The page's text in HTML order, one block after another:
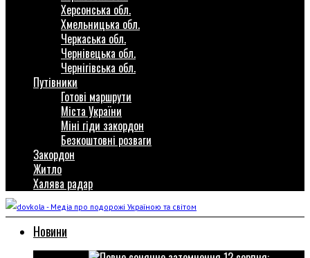
Херсонська обл.
Хмельницька обл.
Черкаська обл.
Чернівецька обл.
Чернігівська обл.
Путівники
Готові маршрути
Міста України
Міні гіди закордон
Безкоштовні розваги
Закордон
Житло
Халява радар
Новини